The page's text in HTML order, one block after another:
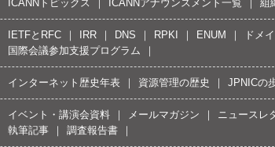
ICANNトピックス ICANNアナウンスメント一覧 組
IETFとRFC IRR DNS RPKI ENUM ドメ
国際会議参加支援プログラム
インターネット歴史年表 資源管理の歴史 JPNICの
イベント・講演会資料 メールマガジン ニュースレ
執筆記事
調査報告書